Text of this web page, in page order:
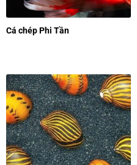
Cá chép Phi Tần